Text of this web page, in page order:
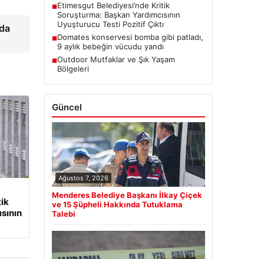
■Etimesgut Belediyesi’nde Kritik
Soruşturma: Başkan Yardımcısının
Uyuşturucu Testi Pozitif Çıktı
■Domates konservesi bomba gibi patladı,
9 aylık bebeğin vücudu yandı
■Outdoor Mutfaklar ve Şık Yaşam
Bölgeleri
Güncel
Ağustos 7, 2026
Menderes Belediye Başkanı İlkay Çiçek
ve 15 Şüpheli Hakkında Tutuklama
Talebi